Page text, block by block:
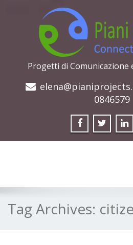
Progetti di Comunicazione
0846579
Tag Archives: